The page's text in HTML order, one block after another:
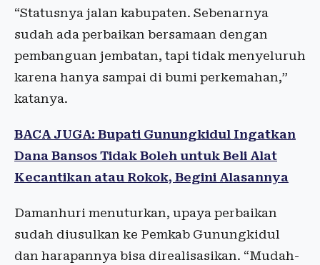
“Statusnya jalan kabupaten. Sebenarnya
sudah ada perbaikan bersamaan dengan
pembanguan jembatan, tapi tidak menyeluruh
karena hanya sampai di bumi perkemahan,”
katanya.
BACA JUGA: Bupati Gunungkidul Ingatkan
Dana Bansos Tidak Boleh untuk Beli Alat
Kecantikan atau Rokok, Begini Alasannya
Damanhuri menuturkan, upaya perbaikan
sudah diusulkan ke Pemkab Gunungkidul
dan harapannya bisa direalisasikan. “Mudah-